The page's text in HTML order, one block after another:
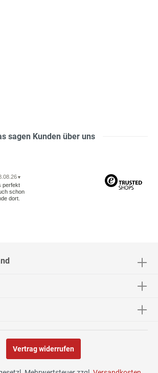
sagen Kunden über uns
▼
perfekt
schon
dort.
▼
Vertrag widerrufen